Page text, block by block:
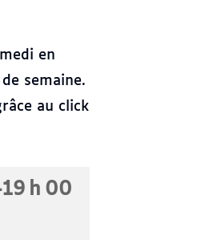
en
semaine.
au click
h 00